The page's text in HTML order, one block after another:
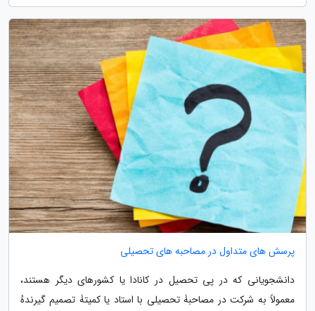
پرسش های متداول در مصاحبه های تحصیلی
دانشجویانی که در پی تحصیل در کانادا یا کشورهای دیگر هستند،
معمولاً به شرکت در مصاحبۀ تحصیلی با استاد یا کمیتۀ تصمیم گیرندهٔ